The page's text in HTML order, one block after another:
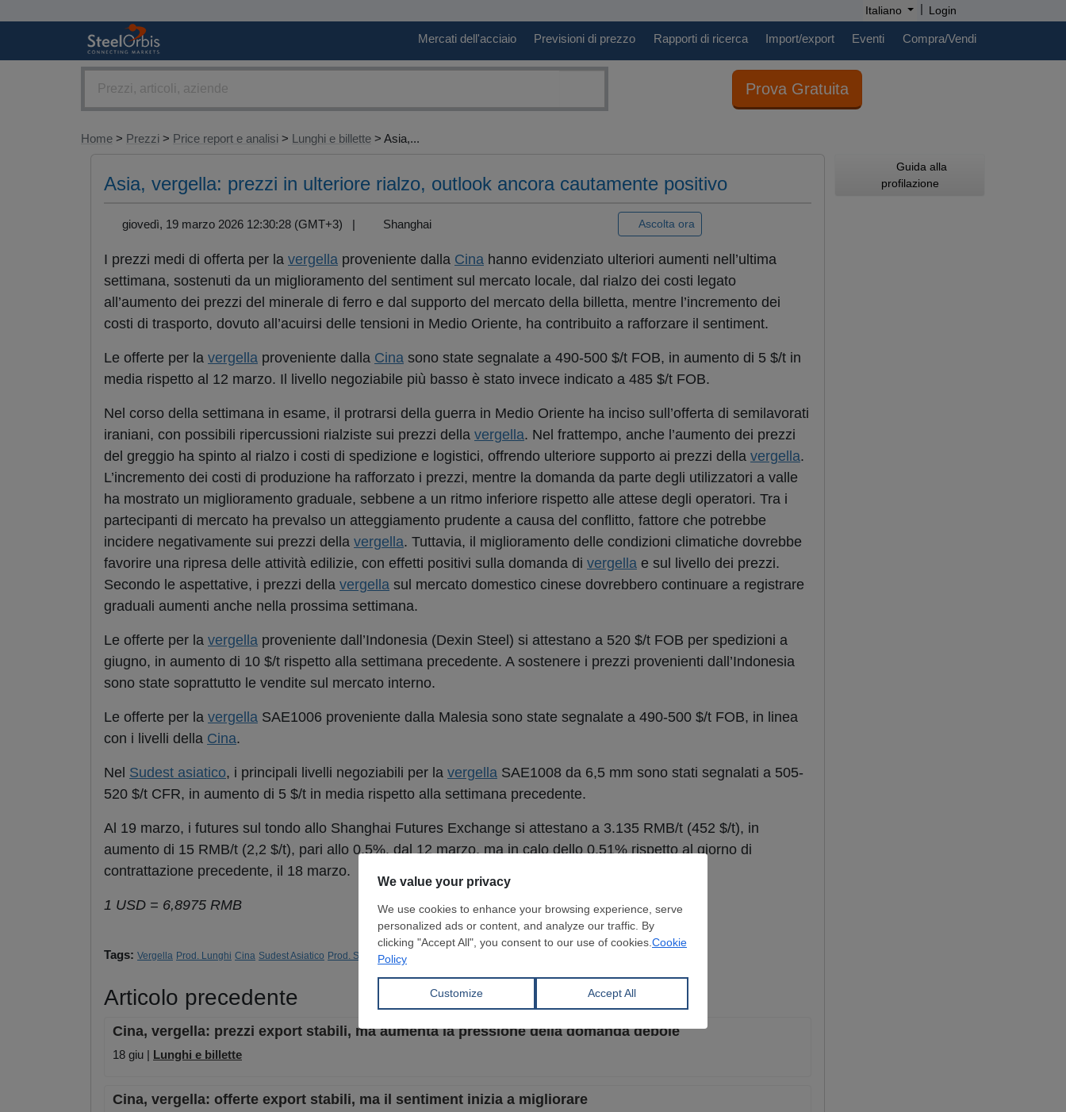
Italiano | Login
Mercati dell'acciaio Previsioni di prezzo Rapporti di ricerca Import/export Eventi Compra/Vendi
Prova Gratuita
Home > Prezzi > Price report e analisi > Lunghi e billette > Asia,...
Asia, vergella: prezzi in ulteriore rialzo, outlook ancora cautamente positivo
giovedì, 19 marzo 2026 12:30:28 (GMT+3) | Shanghai Ascolta ora
I prezzi medi di offerta per la vergella proveniente dalla Cina hanno evidenziato ulteriori aumenti nell’ultima
settimana, sostenuti da un miglioramento del sentiment sul mercato locale, dal rialzo dei costi legato
all’aumento dei prezzi del minerale di ferro e dal supporto del mercato della billetta, mentre l’incremento dei
costi di trasporto, dovuto all’acuirsi delle tensioni in Medio Oriente, ha contribuito a rafforzare il sentiment.
Le offerte per la vergella proveniente dalla Cina sono state segnalate a 490-500 $/t FOB, in aumento di 5 $/t in
media rispetto al 12 marzo. Il livello negoziabile più basso è stato invece indicato a 485 $/t FOB.
Nel corso della settimana in esame, il protrarsi della guerra in Medio Oriente ha inciso sull’offerta di semilavorati
iraniani, con possibili ripercussioni rialziste sui prezzi della vergella. Nel frattempo, anche l’aumento dei prezzi
del greggio ha spinto al rialzo i costi di spedizione e logistici, offrendo ulteriore supporto ai prezzi della vergella.
L’incremento dei costi di produzione ha rafforzato i prezzi, mentre la domanda da parte degli utilizzatori a valle
ha mostrato un miglioramento graduale, sebbene a un ritmo inferiore rispetto alle attese degli operatori. Tra i
partecipanti di mercato ha prevalso un atteggiamento prudente a causa del conflitto, fattore che potrebbe
incidere negativamente sui prezzi della vergella. Tuttavia, il miglioramento delle condizioni climatiche dovrebbe
favorire una ripresa delle attività edilizie, con effetti positivi sulla domanda di vergella e sul livello dei prezzi.
Secondo le aspettative, i prezzi della vergella sul mercato domestico cinese dovrebbero continuare a registrare
graduali aumenti anche nella prossima settimana.
Le offerte per la vergella proveniente dall’Indonesia (Dexin Steel) si attestano a 520 $/t FOB per spedizioni a
giugno, in aumento di 10 $/t rispetto alla settimana precedente. A sostenere i prezzi provenienti dall’Indonesia
sono state soprattutto le vendite sul mercato interno.
Le offerte per la vergella SAE1006 proveniente dalla Malesia sono state segnalate a 490-500 $/t FOB, in linea
con i livelli della Cina.
Nel Sudest asiatico, i principali livelli negoziabili per la vergella SAE1008 da 6,5 mm sono stati segnalati a 505-
520 $/t CFR, in aumento di 5 $/t in media rispetto alla settimana precedente.
Al 19 marzo, i futures sul tondo allo Shanghai Futures Exchange si attestano a 3.135 RMB/t (452 $/t), in
aumento di 15 RMB/t (2,2 $/t), pari allo 0,5%, dal 12 marzo, ma in calo dello 0,51% rispetto al giorno di
contrattazione precedente, il 18 marzo.
1 USD = 6,8975 RMB
Tags: Vergella Prod. Lunghi Cina Sudest Asiatico Prod. Siderurgica
Articolo precedente
Cina, vergella: prezzi export stabili, ma aumenta la pressione della domanda debole
18 giu | Lunghi e billette
Cina, vergella: offerte export stabili, ma il sentiment inizia a migliorare
Guida alla
profilazione